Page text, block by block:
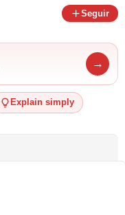
Seguir
→
Explain simply